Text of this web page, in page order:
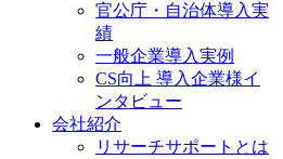
官公庁・自治体導入実
績
一般企業導入実例
CS向上 導入企業様イ
ンタビュー
会社紹介
リサーチサポートとは